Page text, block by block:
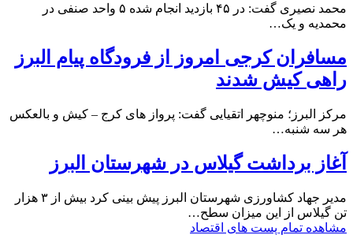
محمد نصیری گفت: در ۴۵ بازدید انجام شده ۵ واحد صنفی در
محمدیه و یک…
مسافران کرجی امروز از فرودگاه پیام البرز
راهی کیش شدند
مرکز البرز؛ منوچهر اتقیایی گفت: پرواز های کرج – کیش و بالعکس
هر سه شنبه…
آغاز برداشت گیلاس در شهرستان البرز
مدیر جهاد کشاورزی شهرستان البرز پیش بینی کرد بیش از ۳ هزار
تن گیلاس از این میزان سطح…
مشاهده تمام پست های اقتصاد